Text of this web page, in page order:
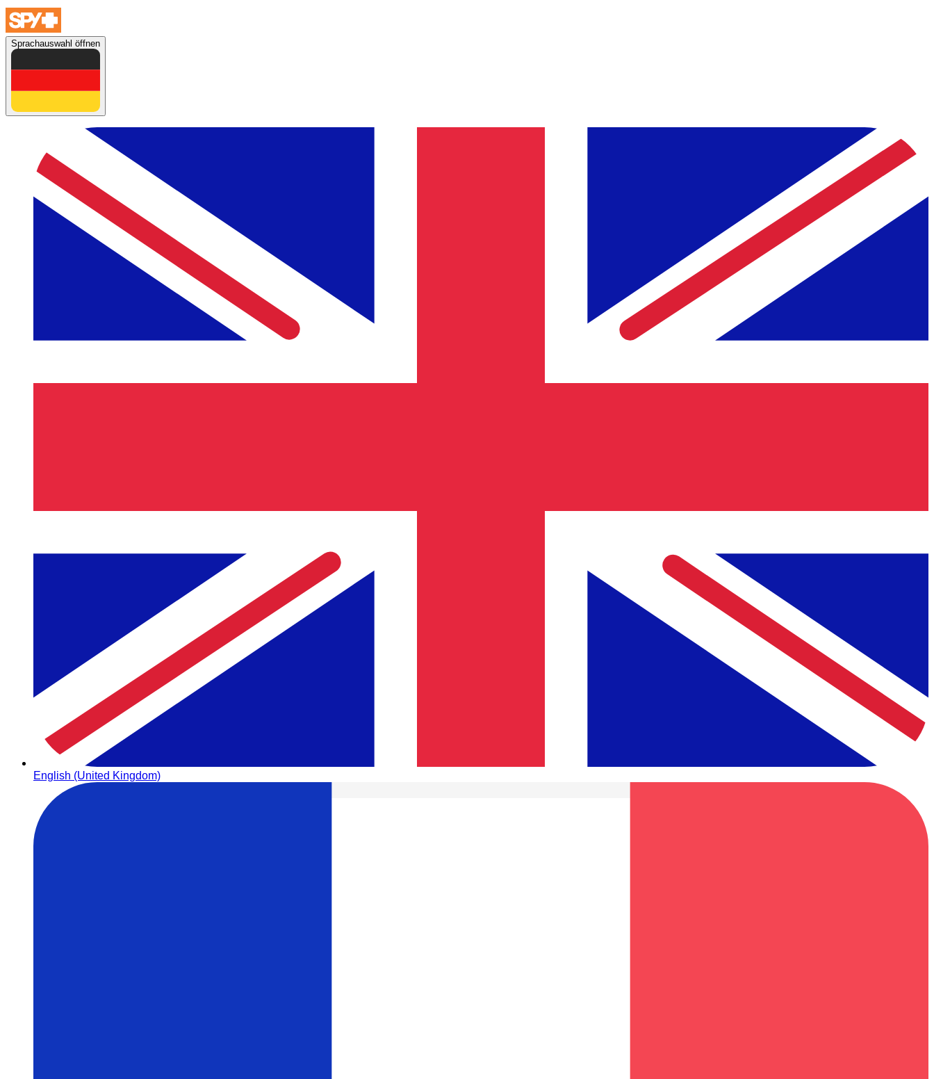
Sprachauswahl öffnen
English (United Kingdom)